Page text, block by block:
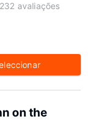
232 avaliações
on the